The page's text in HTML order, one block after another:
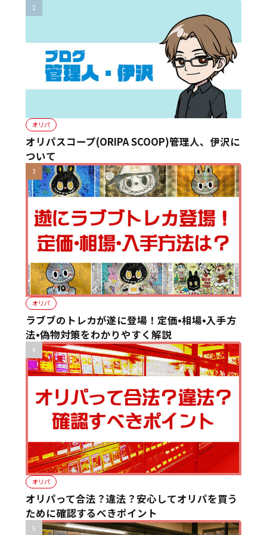
オリパ
オリパスコープ(ORIPA SCOOP)管理人、伊沢に
ついて
オリパ
ラブブのトレカが遂に登場！定価•相場•入手方
法•偽物対策をわかりやすく解説
オリパ
オリパって合法？違法？安心してオリパを買う
ために確認するべきポイント